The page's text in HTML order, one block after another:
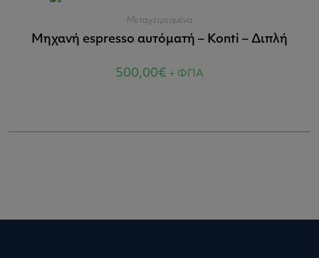
Μεταχειρισμένα
Μηχανή espresso αυτόματή – Konti – Διπλή
500,00€ + ΦΠΑ